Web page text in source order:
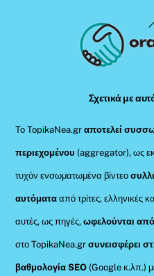
Σχετικά με
Το TopikaNea.grαποτελεί
περιεχομένου (aggregator), ως εκ
τυχόν ενσωματωμένα βίντεο
αυτόματααπό τρίτες, ελληνικές
αυτές, ως πηγές,ωφελούνται
στο TopikaNea.gr συνεισφέρει
βαθμολογία SEO (Google κ.λπ.)